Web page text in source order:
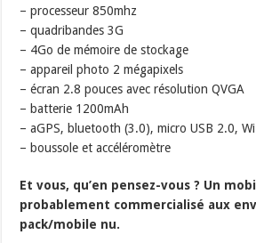
– processeur 850mhz
– quadribandes 3G
– 4Go de mémoire de stockage
– appareil photo 2 mégapixels
– écran 2.8 pouces avec résolution QVGA
– batterie 1200mAh
– aGPS, bluetooth (3.0), micro USB 2.0,
– boussole et accéléromètre
Et vous, qu’en pensez-vous ? Un
probablement commercialisé aux
pack/mobile nu.